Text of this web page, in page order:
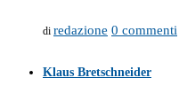
di redazione 0 commenti
Klaus Bretschneider